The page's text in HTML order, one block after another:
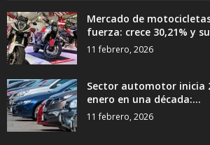
Mercado de
fuerza: crece 30,21% y
11 febrero, 2026
Sector automotor inicia
enero en una década:...
11 febrero, 2026